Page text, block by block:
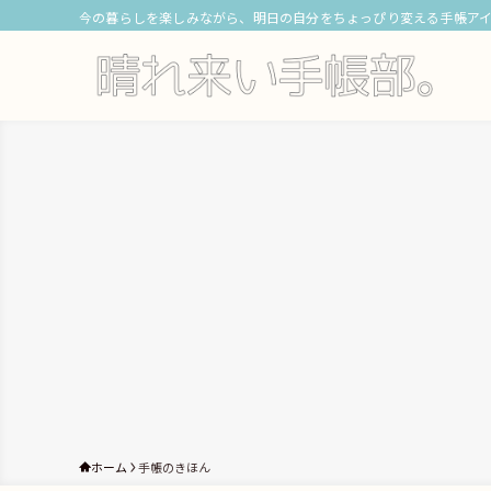
今の暮らしを楽しみながら、明日の自分をちょっぴり変える手帳ア
ホーム 手帳のきほん